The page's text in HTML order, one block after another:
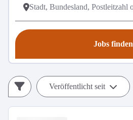
Jobs finden
Veröffentlicht seit